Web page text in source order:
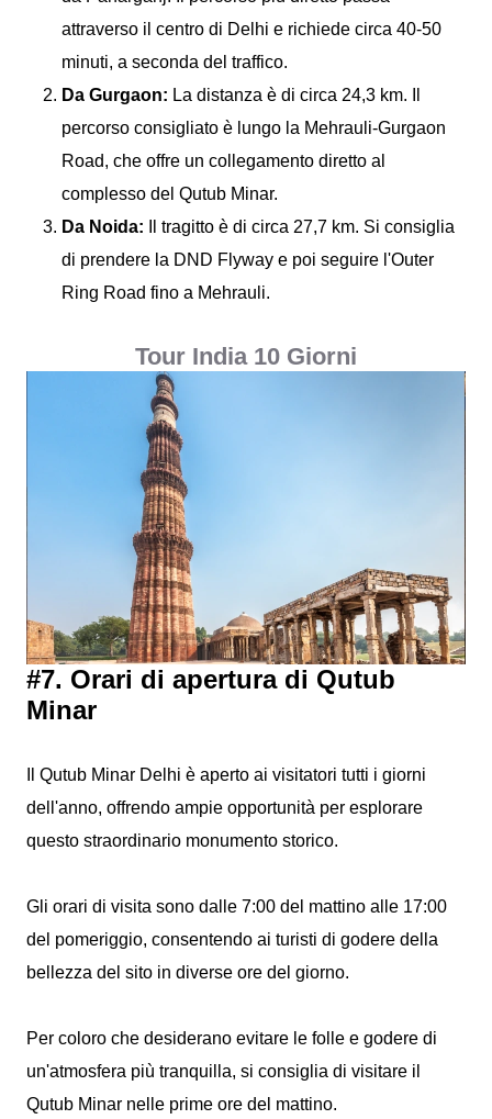
attraverso il centro di Delhi e richiede circa 40-50
minuti, a seconda del traffico.
Da Gurgaon: La distanza è di circa 24,3 km. Il
percorso consigliato è lungo la Mehrauli-Gurgaon
Road, che offre un collegamento diretto al
complesso del Qutub Minar.
Da Noida: Il tragitto è di circa 27,7 km. Si consiglia
di prendere la DND Flyway e poi seguire l'Outer
Ring Road fino a Mehrauli.
Tour India 10 Giorni
#7. Orari di apertura di Qutub
Minar
Il Qutub Minar Delhi è aperto ai visitatori tutti i giorni
dell'anno, offrendo ampie opportunità per esplorare
questo straordinario monumento storico.
Gli orari di visita sono dalle 7:00 del mattino alle 17:00
del pomeriggio, consentendo ai turisti di godere della
bellezza del sito in diverse ore del giorno.
Per coloro che desiderano evitare le folle e godere di
un'atmosfera più tranquilla, si consiglia di visitare il
Qutub Minar nelle prime ore del mattino.